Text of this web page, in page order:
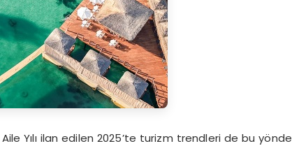
Yılı ilan edilen 2025’te turizm trendleri de bu yönde